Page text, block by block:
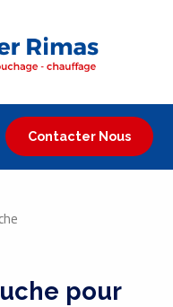
Contacter Nous
pour